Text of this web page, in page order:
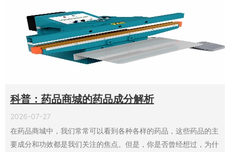
科普：药品商城的药品成分解析
2026-07-27
在药品商城中，我们常常可以看到各种各样的药品，这些药品的主
要成分和功效都是我们关注的焦点。但是，你是否曾经想过，为什